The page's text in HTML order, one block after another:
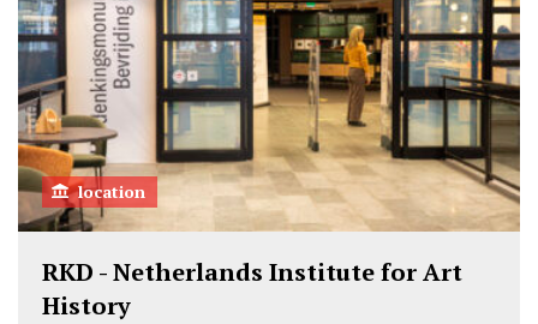
location
RKD - Netherlands Institute for Art
History